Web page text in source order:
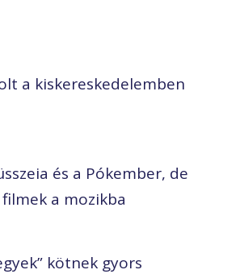
a kiskereskedelemben
és a Pókember, de
a mozikba
kötnek gyors